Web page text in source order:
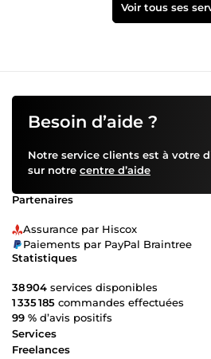
Voir tous ses
Besoin d’aide ?
Notre service clients est à votre
sur notre centre d’aide
Partenaires
Assurance par Hiscox
Paiements par PayPal Braintree
Statistiques
38 904 services disponibles
1 335 185 commandes effectuées
99 % d’avis positifs
Services
Freelances